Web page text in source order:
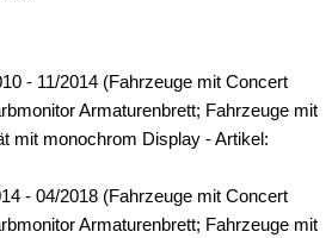
- 11/2014 (Fahrzeuge mit Concert
Armaturenbrett; Fahrzeuge mit
mit monochrom Display - Artikel:
- 04/2018 (Fahrzeuge mit Concert
Armaturenbrett; Fahrzeuge mit